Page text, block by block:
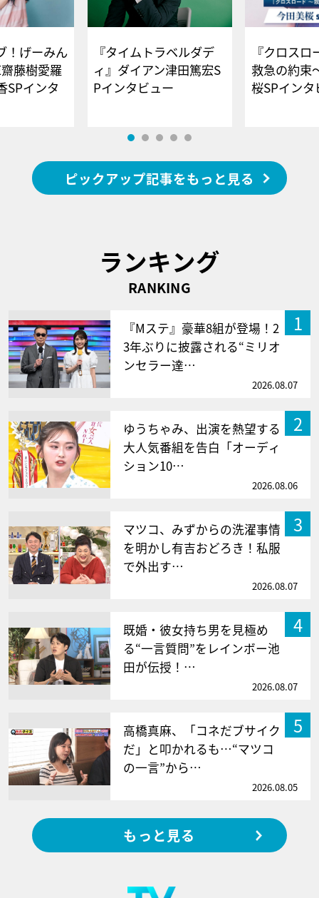
！げーみん
藤樹愛羅
SPインタ
『タイムトラベルダデ
ィ』ダイアン津田篤宏S
Pインタビュー
『クロス
救急の約束
桜SPイ
ピックアップ記事をもっと見る
ランキング
RANKING
1
『Mステ』豪華8組が登場！2
3年ぶりに披露される“ミリオ
ンセラー達…
2026.08.07
2
ゆうちゃみ、出演を熱望する
大人気番組を告白「オーディ
ション10…
2026.08.06
3
マツコ、みずからの洗濯事情
を明かし有吉おどろき！私服
で外出す…
2026.08.07
4
既婚・彼女持ち男を見極め
る“一言質問”をレインボー池
田が伝授！…
2026.08.07
5
高橋真麻、「コネだブサイク
だ」と叩かれるも…“マツコ
の一言”から…
2026.08.05
もっと見る